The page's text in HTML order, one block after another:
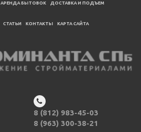
АРЕНДА БЫТОВОК ДОСТАВКА И ПОДЪЕМ
CТАТЬИ КОНТАКТЫ КАРТА САЙТА
8 (812) 983-45-03
8 (963) 300-38-21